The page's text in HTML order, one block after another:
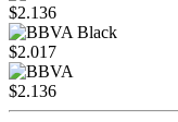
$2.136
$2.017
$2.136